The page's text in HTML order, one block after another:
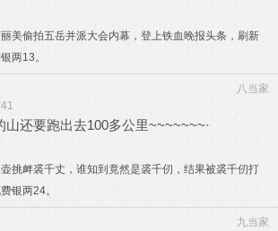
美偷拍五岳并派大会内幕，登上铁血晚报头条，刷新
两13。
八当家
山还要跑出去100多公里~~~~~~~·
挑衅裘千丈，谁知到竟然是裘千仞，结果被裘千仞打
银两24。
九当家